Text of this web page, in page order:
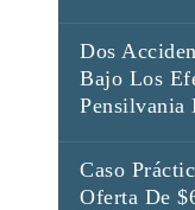
Dos
Bajo Los
Pensilvania
Caso
Oferta De